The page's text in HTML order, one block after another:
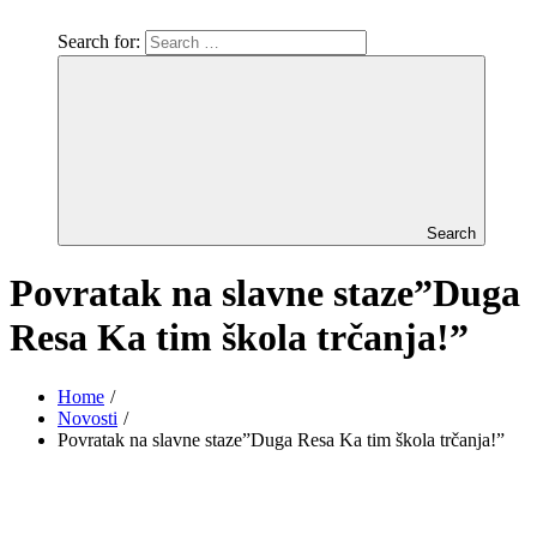
Search for:
Search
Povratak na slavne staze”Duga
Resa Ka tim škola trčanja!”
Home
Novosti
Povratak na slavne staze”Duga Resa Ka tim škola trčanja!”